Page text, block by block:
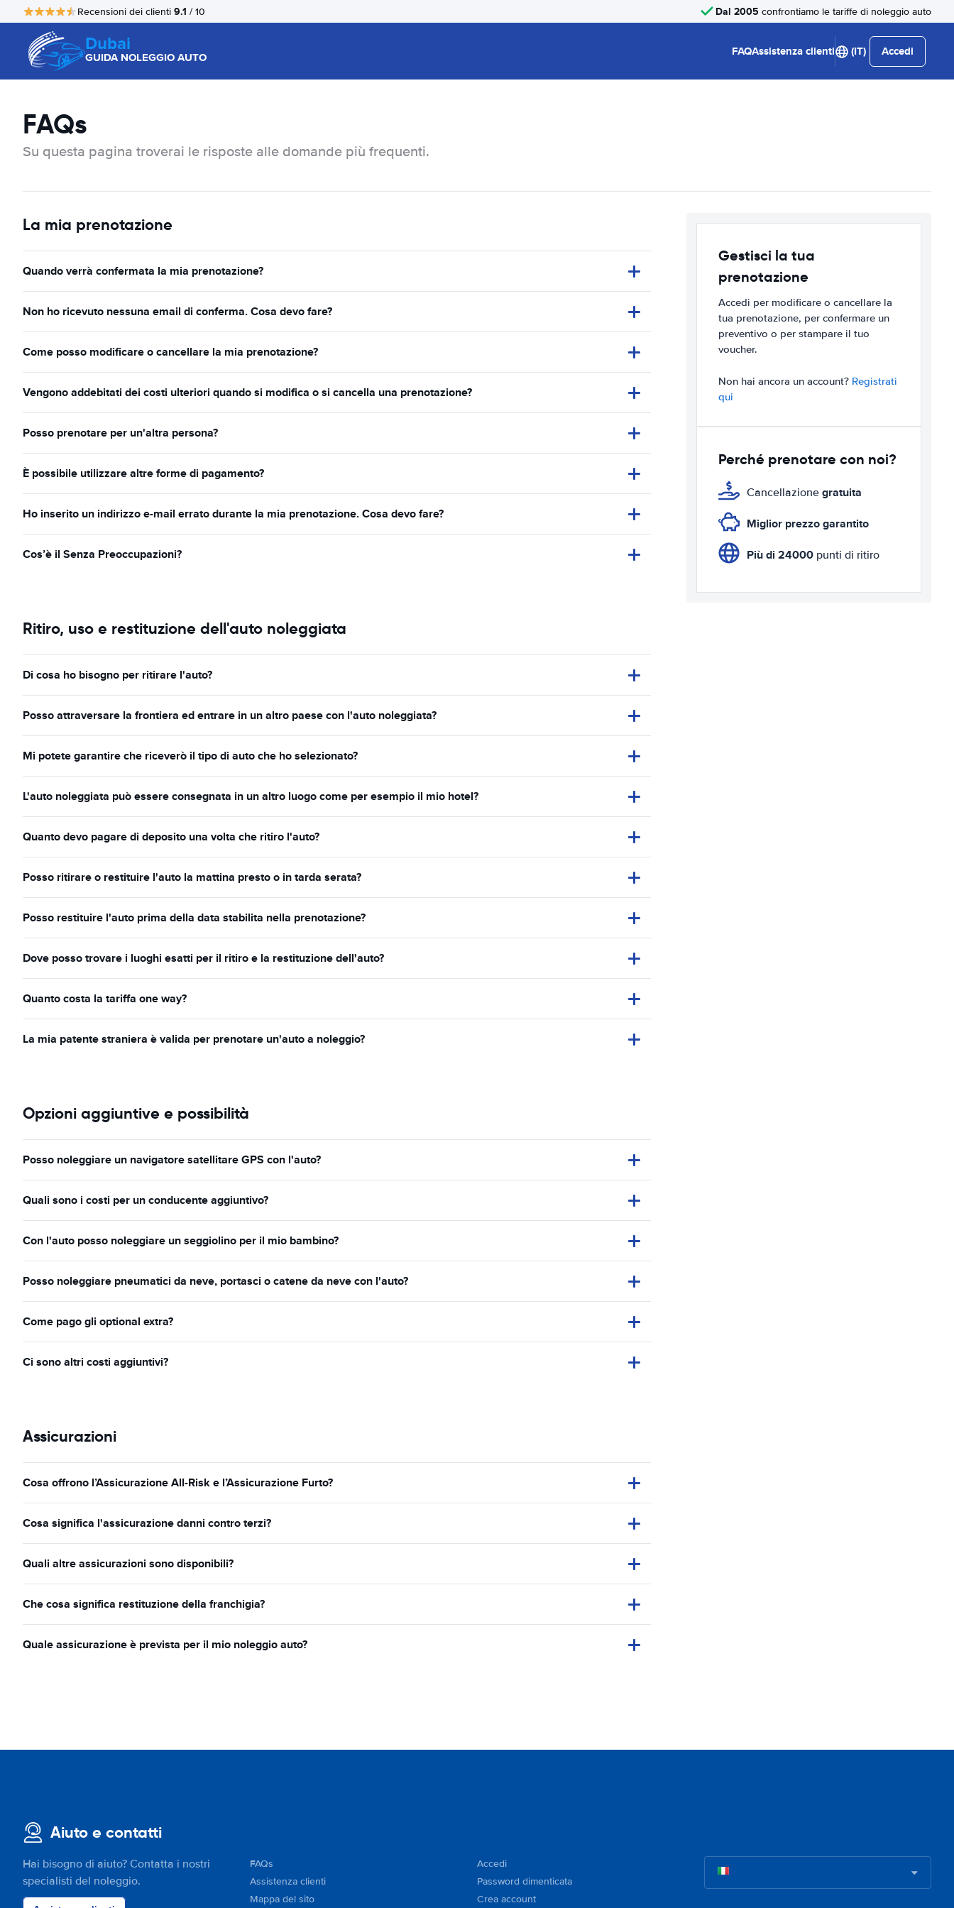
Recensioni dei clienti 9.1 / 10 Dal 2005 confrontiamo le tariffe di noleggio auto
Dubai
GUIDA NOLEGGIO AUTO FAQAssistenza clienti (IT) Accedi
FAQs
Su questa pagina troverai le risposte alle domande più frequenti.
La mia prenotazione
Quando verrà confermata la mia prenotazione?
Non ho ricevuto nessuna email di conferma. Cosa devo fare?
Come posso modificare o cancellare la mia prenotazione?
Vengono addebitati dei costi ulteriori quando si modifica o si cancella una prenotazione?
Posso prenotare per un'altra persona?
È possibile utilizzare altre forme di pagamento?
Ho inserito un indirizzo e-mail errato durante la mia prenotazione. Cosa devo fare?
Cos’è il Senza Preoccupazioni?
Ritiro, uso e restituzione dell'auto noleggiata
Di cosa ho bisogno per ritirare l'auto?
Posso attraversare la frontiera ed entrare in un altro paese con l'auto noleggiata?
Mi potete garantire che riceverò il tipo di auto che ho selezionato?
L'auto noleggiata può essere consegnata in un altro luogo come per esempio il mio hotel?
Quanto devo pagare di deposito una volta che ritiro l'auto?
Posso ritirare o restituire l'auto la mattina presto o in tarda serata?
Posso restituire l'auto prima della data stabilita nella prenotazione?
Dove posso trovare i luoghi esatti per il ritiro e la restituzione dell'auto?
Quanto costa la tariffa one way?
La mia patente straniera è valida per prenotare un'auto a noleggio?
Opzioni aggiuntive e possibilità
Posso noleggiare un navigatore satellitare GPS con l'auto?
Quali sono i costi per un conducente aggiuntivo?
Con l'auto posso noleggiare un seggiolino per il mio bambino?
Posso noleggiare pneumatici da neve, portasci o catene da neve con l'auto?
Come pago gli optional extra?
Ci sono altri costi aggiuntivi?
Assicurazioni
Cosa offrono l’Assicurazione All-Risk e l’Assicurazione Furto?
Cosa significa l'assicurazione danni contro terzi?
Quali altre assicurazioni sono disponibili?
Che cosa significa restituzione della franchigia?
Quale assicurazione è prevista per il mio noleggio auto?
Gestisci la tua
prenotazione
Accedi per modificare o cancellare la
tua prenotazione, per confermare un
preventivo o per stampare il tuo
voucher.
Non hai ancora un account? Registrati
qui
Perché prenotare con noi?
Cancellazione gratuita
Miglior prezzo garantito
Più di 24000 punti di ritiro
Aiuto e contatti
Hai bisogno di aiuto? Contatta i nostri
specialisti del noleggio.
FAQs
Assistenza clienti
Mappa del sito
Accedi
Password dimenticata
Crea account